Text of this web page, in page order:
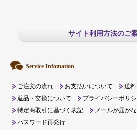
サイト利用方法のご
Service Infomation
ご注文の流れ お支払いについて
送
返品・交換について
プライバシーポリ
特定商取引に基づく表記
メールが届か
パスワード再発行